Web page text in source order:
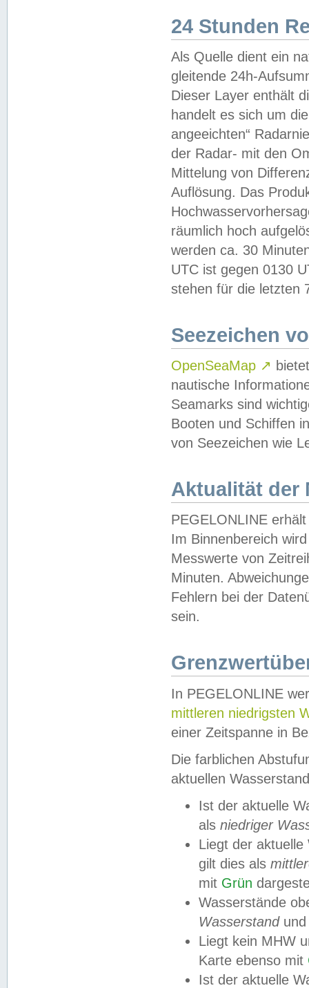
24 Stunden
Als Quelle dient ein
gleitende 24h-
Dieser Layer enthält
handelt es sich um
angeeichten“
der Radar- mit den
Mittelung von
Auflösung. Das
räumlich hoch
werden ca. 30
UTC ist gegen 0130
stehen für die letzten
Seezeichen
OpenSeaMap ↗
nautische
Seamarks sind
Booten und Schiffen
von Seezeichen wie
Aktualität der
PEGELONLINE
Im Binnenbereich
Messwerte von
Minuten.
Fehlern bei der
sein.
In PEGELONLINE
mittleren niedrigsten
einer Zeitspanne in
Die farblichen
aktuellen
Ist der aktuelle
als niedriger
Liegt der
gilt dies als
mit Grün
Wasserstände
Wasserstandund
Liegt kein MHW
Karte ebenso mit
Ist der aktuelle